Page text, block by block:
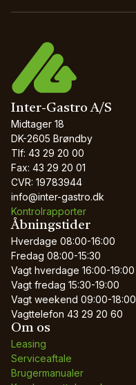
Inter-Gastro A/S
Midtager 18
DK-2605 Brøndby
Tlf: 43 29 20 00
Fax: 43 29 20 01
CVR: 19783944
info@inter-gastro.dk
Kontrolrapporter
Åbningstider
Hverdage 08:00-16:00
Fredag 08:00-15:30
Vagt hverdage 16:00-19:00
Vagt fredag 15:30-19:00
Vagt weekend 09:00-18:00
Vagttelefon 43 29 20 60
Om os
Leasing
Serviceaftale
Brugermanualer